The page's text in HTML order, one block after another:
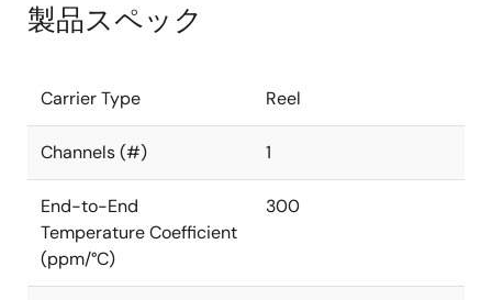
製品スペック
Carrier Type Reel
Channels (#) 1
End-to-End
Temperature Coefficient
(ppm/°C)
300